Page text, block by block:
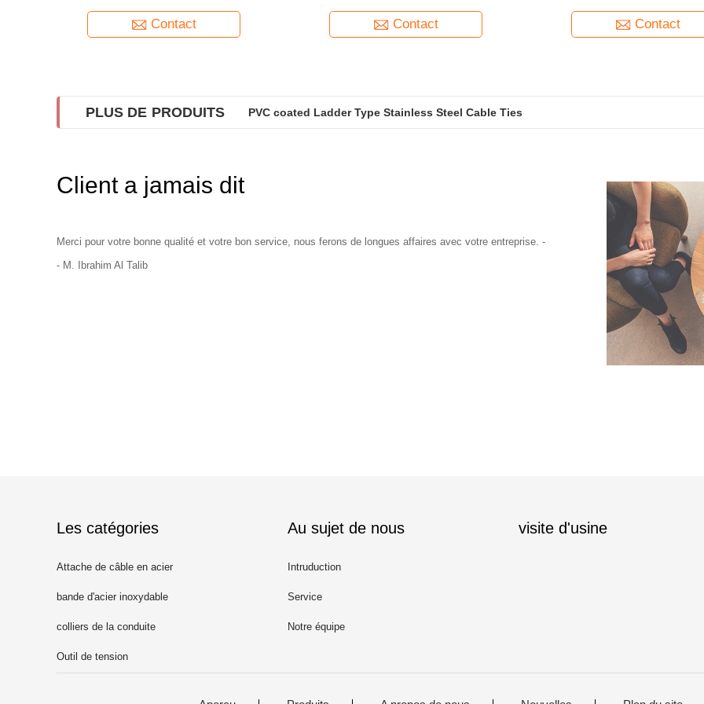
Contact Contact
du feuillard
Contact
PLUS DE PRODUITS PVC coated Ladder Type Stainless Steel Cable Ties
201,304,316 grade PVC coated universal type stainless steel cable ties
Client a jamais dit
Merci pour votre bonne qualité et votre bon service, nous ferons de longues affaires avec votre entreprise. -
- M. Ibrahim Al Talib
Les catégories
Attache de câble en acier
inoxydable
bande d'acier inoxydable
colliers de la conduite
Outil de tension
Au sujet de nous
Intruduction
Service
Notre équipe
visite d'usine